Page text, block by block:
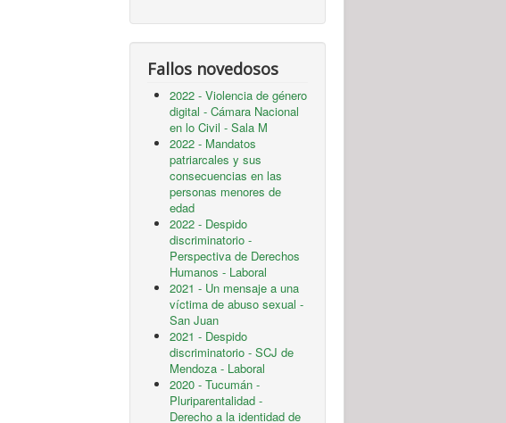
Fallos novedosos
2022 - Violencia de género
digital - Cámara Nacional
en lo Civil - Sala M
2022 - Mandatos
patriarcales y sus
consecuencias en las
personas menores de
edad
2022 - Despido
discriminatorio -
Perspectiva de Derechos
Humanos - Laboral
2021 - Un mensaje a una
víctima de abuso sexual -
San Juan
2021 - Despido
discriminatorio - SCJ de
Mendoza - Laboral
2020 - Tucumán -
Pluriparentalidad -
Derecho a la identidad de